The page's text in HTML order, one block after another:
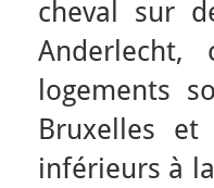
cheval sur
logements
Bruxelles
inférieurs à